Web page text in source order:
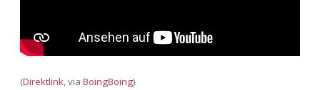
(Direktlink, via BoingBoing)